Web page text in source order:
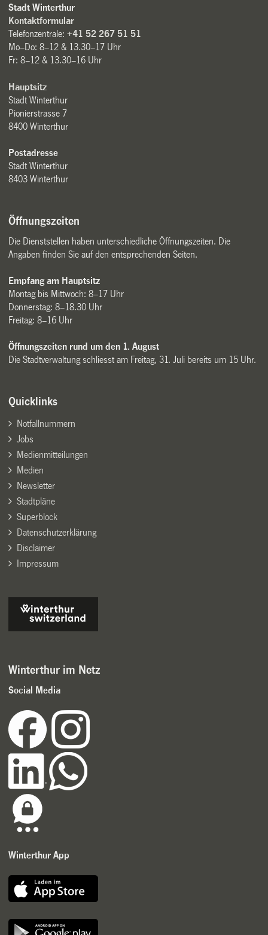
Stadt Winterthur
Kontaktformular
Telefonzentrale:+41 52 267 51 51
Mo–Do: 8–12 & 13.30–17 Uhr
Fr: 8–12 & 13.30–16 Uhr
Hauptsitz
Stadt Winterthur
Pionierstrasse 7
8400 Winterthur
Postadresse
Stadt Winterthur
8403 Winterthur
Öffnungszeiten
Die Dienststellen haben unterschiedliche Öffnungszeiten. Die
Angaben finden Sie auf den entsprechenden Seiten.
Empfang am Hauptsitz
Montag bis Mittwoch: 8–17 Uhr
Donnerstag: 8–18.30 Uhr
Freitag: 8–16 Uhr
Öffnungszeiten rund um den 1. August
Die Stadtverwaltung schliesst am Freitag, 31. Juli bereits um 15 Uhr.
Quicklinks
Notfallnummern
Jobs
Medienmitteilungen
Medien
Newsletter
Stadtpläne
Superblock
Datenschutzerklärung
Disclaimer
Impressum
Winterthur im Netz
Social Media
Winterthur App